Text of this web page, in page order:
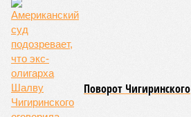
Поворот Чигиринского